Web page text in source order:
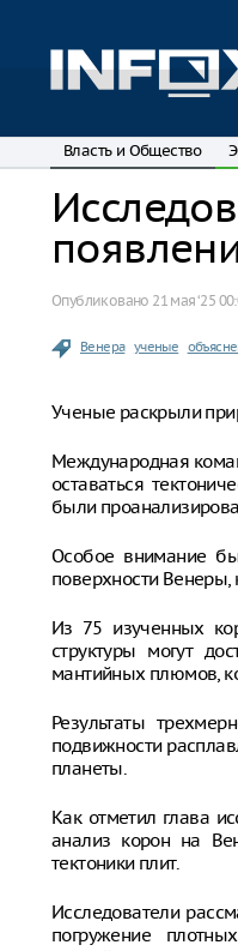
Власть и Общество
Опубликовано 21 мая ‘25
Венера ученые
Ученые раскрыли
Международная
оставаться
были
Особое внимание
поверхности Венеры,
Из 75 изученных
структуры могут
мантийных плюмов,
Результаты
подвижности
планеты.
Как отметил глава
анализ корон на
тектоники плит.
Исследователи
погружение